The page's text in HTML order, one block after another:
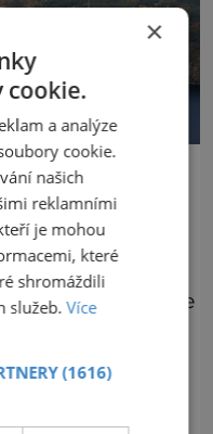
byl se svou
vodní nádrže
mostem na
už jen v
×
cookie.
a analýze
cookie.
našich
reklamními
je mohou
které
shromáždili
služeb.Více
(1616)